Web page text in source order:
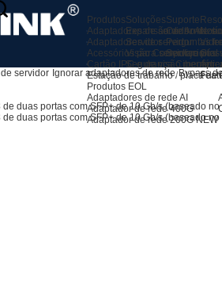
Produtos
Adaptadores de servidor AI
Adaptadores de servidor
Acessórios para servidores
Cartão IPC e de visão
Estação de trabalho / placa de
Produtos EOL
Adaptadores de rede AI
Adaptador de rede 400G
Adaptador de rede 200GNEW
Soluções
Expansão de
Servidor
Visão Computacional
Segurança
Suporte
Centro de
Perguntas
Serviço
servidor Ignorar adaptadores de rede Bypass
duas portas com SFP+ de 10 Gb/s (baseado
duas portas com SFP+ de 10 Gb/s (baseado